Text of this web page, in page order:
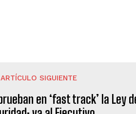
ARTÍCULO SIGUIENTE